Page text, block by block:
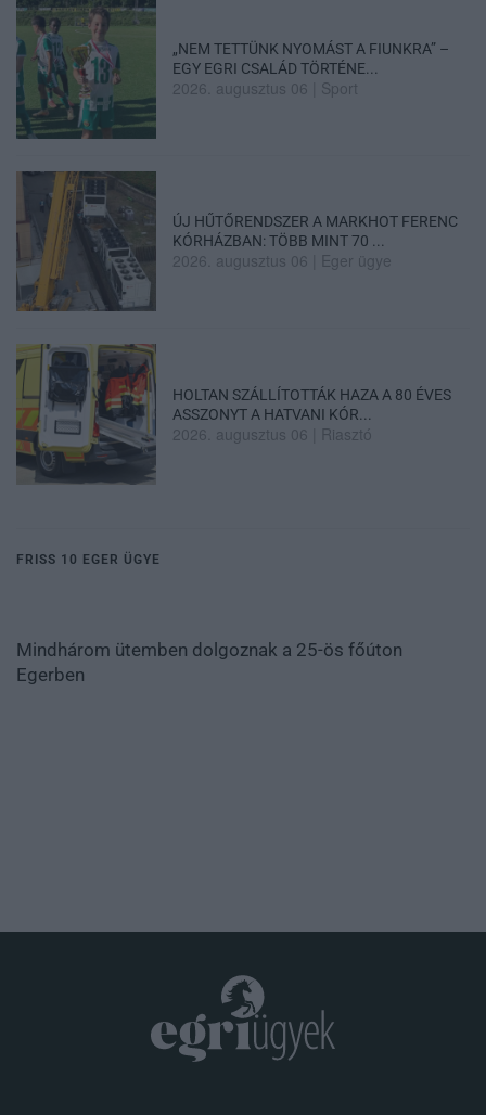
„NEM TETTÜNK NYOMÁST A FIUNKRA” –
EGY EGRI CSALÁD TÖRTÉNE...
2026. augusztus 06 Sport
ÚJ HŰTŐRENDSZER A MARKHOT FERENC
KÓRHÁZBAN: TÖBB MINT 70 ...
2026. augusztus 06 Eger ügye
HOLTAN SZÁLLÍTOTTÁK HAZA A 80 ÉVES
ASSZONYT A HATVANI KÓR...
2026. augusztus 06 Riasztó
FRISS 10 EGER ÜGYE
Mindhárom ütemben dolgoznak a 25-ös főúton
Egerben